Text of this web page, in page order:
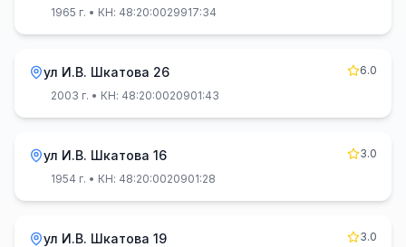
1965 г. • КН: 48:20:0029917:34
ул И.В. Шкатова 26
6.0
2003 г. • КН: 48:20:0020901:43
ул И.В. Шкатова 16
3.0
1954 г. • КН: 48:20:0020901:28
ул И.В. Шкатова 19
3.0